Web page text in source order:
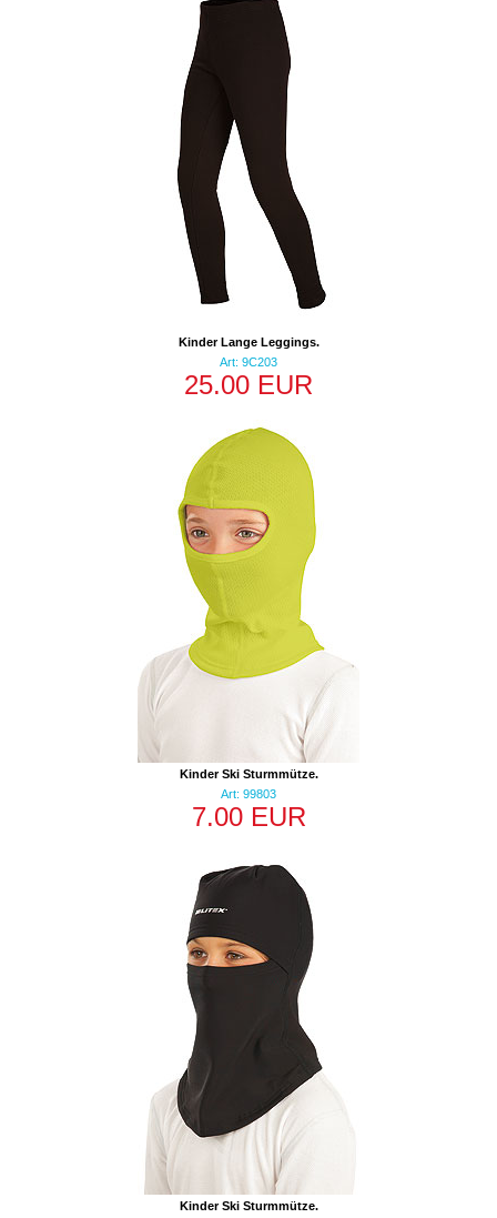
Kinder Lange Leggings.
Art: 9C203
25.00 EUR
Kinder Ski Sturmmütze.
Art: 99803
7.00 EUR
Kinder Ski Sturmmütze.